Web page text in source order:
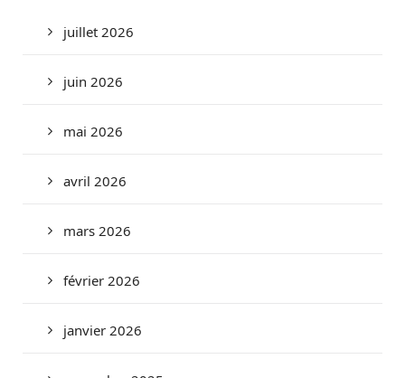
juillet 2026
juin 2026
mai 2026
avril 2026
mars 2026
février 2026
janvier 2026